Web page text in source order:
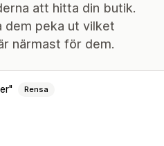
att hitta din butik.
dem peka ut vilket
närmast för dem.
Rensa